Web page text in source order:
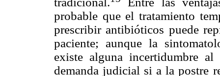
probable que el tratamiento
prescribir antibióticos puede
paciente; aunque la
existe alguna incertidumbre
demanda judicial si a la postre